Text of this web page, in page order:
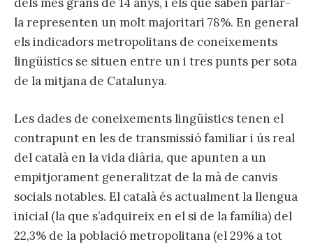
la representen un molt majoritari 78%. En general
els indicadors metropolitans de coneixements
lingüístics se situen entre un i tres punts per sota
de la mitjana de Catalunya.
Les dades de coneixements lingüístics tenen el
contrapunt en les de transmissió familiar i ús real
del català en la vida diària, que apunten a un
empitjorament generalitzat de la mà de canvis
socials notables. El català és actualment la llengua
inicial (la que s’adquireix en el si de la família) del
22,3% de la població metropolitana (el 29% a tot